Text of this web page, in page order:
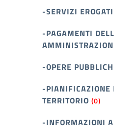
-SERVIZI EROGATI
-PAGAMENTI
-OPERE
-PIANIFICAZIONE
TERRITORIO (0)
-INFORMAZIONI